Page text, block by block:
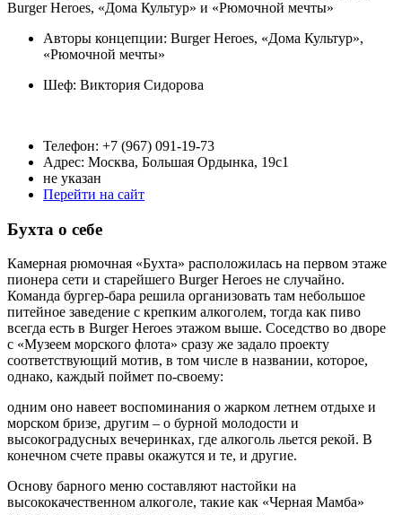
Burger Heroes, «Дома Культур» и «Рюмочной мечты»
Авторы концепции: Burger Heroes, «Дома Культур»,
«Рюмочной мечты»
Шеф: Виктория Сидорова
Телефон: +7 (967) 091-19-73
Адрес: Москва, Большая Ордынка, 19с1
не указан
Перейти на сайт
Бухта о себе
Камерная рюмочная «Бухта» расположилась на первом этаже
пионера сети и старейшего Burger Heroes не случайно.
Команда бургер-бара решила организовать там небольшое
питейное заведение с крепким алкоголем, тогда как пиво
всегда есть в Burger Heroes этажом выше. Соседство во дворе
с «Музеем морского флота» сразу же задало проекту
соответствующий мотив, в том числе в названии, которое,
однако, каждый поймет по-своему:
одним оно навеет воспоминания о жарком летнем отдыхе и
морском бризе, другим – о бурной молодости и
высокоградусных вечеринках, где алкоголь льется рекой. В
конечном счете правы окажутся и те, и другие.
Основу барного меню составляют настойки на
высококачественном алкоголе, такие как «Черная Мамба»